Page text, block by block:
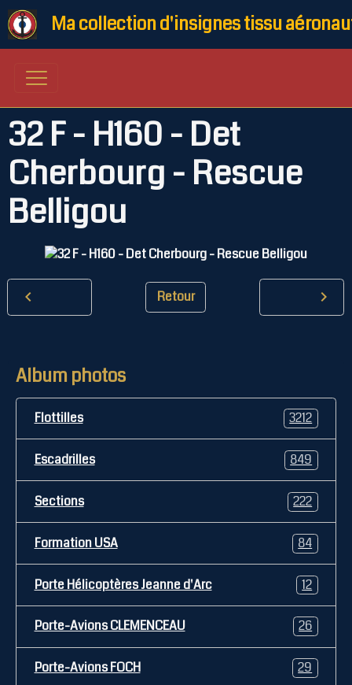
Ma collection d'insignes tissu
32 F - H160 - Det
Cherbourg - Rescue
Belligou
Retour
Album photos
Flottilles 3212
Escadrilles 849
Sections 222
Formation USA 84
Porte Hélicoptères Jeanne d'Arc 12
Porte-Avions CLEMENCEAU 26
Porte-Avions FOCH 29